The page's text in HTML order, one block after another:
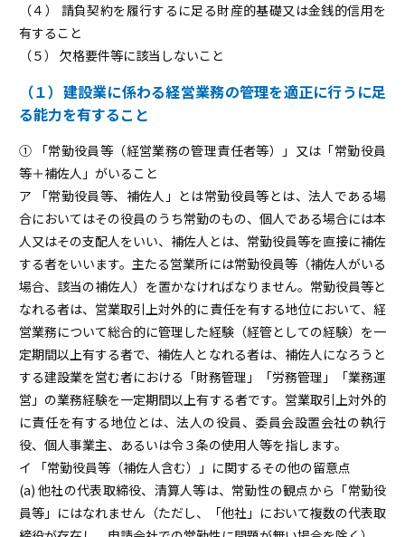
（４） 請負契約を履行するに足る財産的基礎又は金銭的信用を
有すること
（５） 欠格要件等に該当しないこと
（１）建設業に係わる経営業務の管理を適正に行うに足
る能力を有すること
① 「常勤役員等（経営業務の管理責任者等）」又は「常勤役員
等＋補佐人」がいること
ア 「常勤役員等、補佐人」とは常勤役員等とは、法人である場
合においてはその役員のうち常勤のもの、個人である場合には本
人又はその支配人をいい、補佐人とは、常勤役員等を直接に補佐
する者をいいます。主たる営業所には常勤役員等（補佐人がいる
場合、該当の補佐人）を置かなければなりません。常勤役員等と
なれる者は、営業取引上対外的に責任を有する地位において、経
営業務について総合的に管理した経験（経管としての経験）を一
定期間以上有する者で、補佐人となれる者は、補佐人になろうと
する建設業を営む者における「財務管理」「労務管理」「業務運
営」の業務経験を一定期間以上有する者です。営業取引上対外的
に責任を有する地位とは、法人の役員、委員会設置会社の執行
役、個人事業主、あるいは令３条の使用人等を指します。
イ 「常勤役員等（補佐人含む）」に関するその他の留意点
(a) 他社の代表取締役、清算人等は、常勤性の観点から「常勤役
員等」にはなれません（ただし、「他社」において複数の代表取